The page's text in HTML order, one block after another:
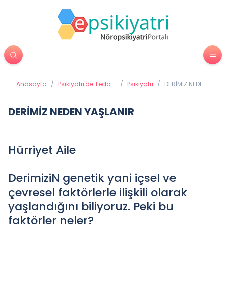
Anasayfa / Psikiyatri'de Tedavi
/ Psikiyatri / DERİMİZ NEDEN
DERİMİZ NEDEN YAŞLANIR
Hürriyet Aile
DerimiziN genetik yani içsel ve
çevresel faktörlerle ilişkili olarak
yaşlandığını biliyoruz. Peki bu
faktörler neler?